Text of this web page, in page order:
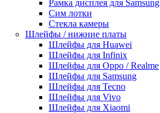
Рамка дисплея для Samsung
Сим лотки
Стекла камеры
Шлейфы / нижние платы
Шлейфы для Huawei
Шлейфы для Infinix
Шлейфы для Oppo / Realme
Шлейфы для Samsung
Шлейфы для Tecno
Шлейфы для Vivo
Шлейфы для Xiaomi